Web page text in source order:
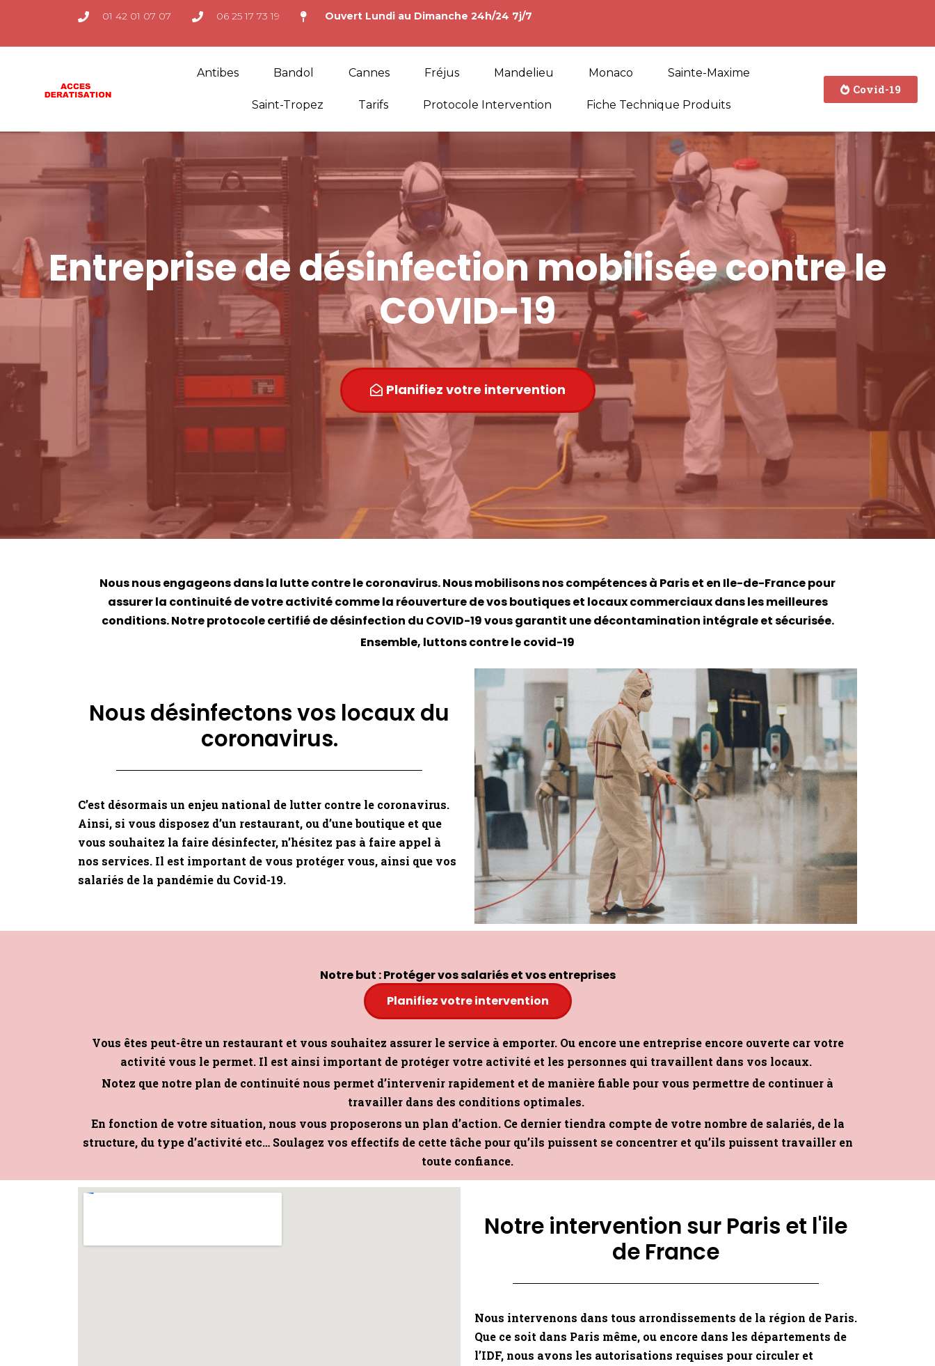
01 42 01 07 07 06 25 17 73 19 Ouvert Lundi au Dimanche 24h/24 7j/7
Antibes Bandol Cannes Fréjus Mandelieu Monaco Sainte-Maxime
Saint-Tropez Tarifs Protocole Intervention Fiche Technique Produits
Covid-19
Entreprise de désinfection mobilisée contre le
COVID-19
Planifiez votre intervention
Nous nous engageons dans la lutte contre le coronavirus. Nous mobilisons nos compétences à Paris et en Ile-de-France pour
assurer la continuité de votre activité comme la réouverture de vos boutiques et locaux commerciaux dans les meilleures
conditions. Notre protocole certifié de désinfection du COVID-19 vous garantit une décontamination intégrale et sécurisée.
Ensemble, luttons contre le covid-19
Nous désinfectons vos locaux du
coronavirus.
C’est désormais un enjeu national de lutter contre le coronavirus.
Ainsi, si vous disposez d’un restaurant, ou d’une boutique et que
vous souhaitez la faire désinfecter, n’hésitez pas à faire appel à
nos services. Il est important de vous protéger vous, ainsi que vos
salariés de la pandémie du Covid-19.
Notre but : Protéger vos salariés et vos entreprises
Planifiez votre intervention
Vous êtes peut-être un restaurant et vous souhaitez assurer le service à emporter. Ou encore une entreprise encore ouverte car votre
activité vous le permet. Il est ainsi important de protéger votre activité et les personnes qui travaillent dans vos locaux.
Notez que notre plan de continuité nous permet d’intervenir rapidement et de manière fiable pour vous permettre de continuer à
travailler dans des conditions optimales.
En fonction de votre situation, nous vous proposerons un plan d’action. Ce dernier tiendra compte de votre nombre de salariés, de la
structure, du type d’activité etc… Soulagez vos effectifs de cette tâche pour qu’ils puissent se concentrer et qu’ils puissent travailler en
toute confiance.
Notre intervention sur Paris et l'ile
de France
Nous intervenons dans tous arrondissements de la région de Paris.
Que ce soit dans Paris même, ou encore dans les départements de
l’IDF, nous avons les autorisations requises pour circuler et